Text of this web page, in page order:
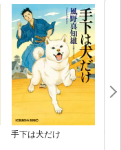
手下は犬だけ